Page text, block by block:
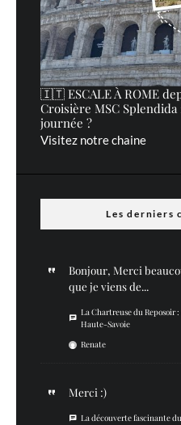
🇮🇹 ESCALE À ROME
Croisière MSC Splendida
journée ?
Visitez notre chaine
Les derniers
Bonjour, Merci
que je viens de...
La Chartreuse du Reposoir
Haute-Savoie
Renate
Merci :)
La découverte fascinante